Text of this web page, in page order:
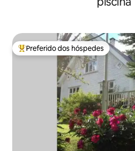
Entre os melhores preferidos dos
Preferido dos hóspedes